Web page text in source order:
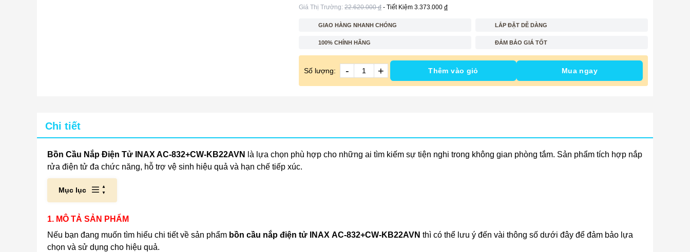
Giá Thị Trường: 22.620.000đ - Tiết Kiệm 3.373.000 đ
GIAO HÀNG NHANH CHÓNG LẮP ĐẶT DỄ DÀNG
100% CHÍNH HÃNG ĐẢM BẢO GIÁ TỐT
Số lượng: - + Thêm vào giỏ Mua ngay
Chi tiết
Bồn Cầu Nắp Điện Tử INAX AC-832+CW-KB22AVN
là lựa chọn phù hợp cho những ai tìm kiếm sự tiện nghi trong không gian phòng tắm. Sản phẩm tích hợp nắp
rửa điện tử đa chức năng, hỗ trợ vệ sinh hiệu quả và hạn chế tiếp xúc.
Mục lục
1. MÔ TẢ SẢN PHẨM
Nếu bạn đang muốn tìm hiểu chi tiết về sản phẩm bồn cầu nắp điện tử INAX AC-832+CW-KB22AVN thì có thể lưu ý đến vài thông số dưới đây để đảm bảo lựa
chọn và sử dụng cho hiệu quả.